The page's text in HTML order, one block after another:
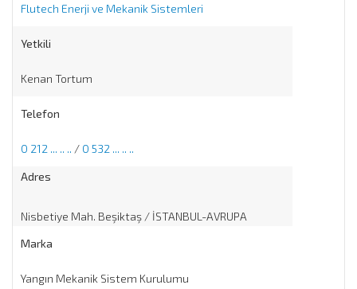
Flutech Enerji ve Mekanik Sistemleri
Yetkili
Kenan Tortum
Telefon
0 212 ... .. .. / 0 532 ... .. ..
Adres
Nisbetiye Mah. Beşiktaş / İSTANBUL-AVRUPA
Marka
Yangın Mekanik Sistem Kurulumu